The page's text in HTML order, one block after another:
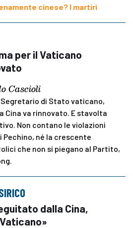
cinese? I martiri
per il Vaticano
Cascioli
di Stato vaticano,
Cina va rinnovato. E stavolta
Non contano le violazioni
né la crescente
che non si piegano al Partito,
dalla Cina,